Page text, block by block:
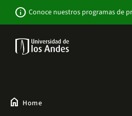
main
info Conoce nuestros programas de
home Home